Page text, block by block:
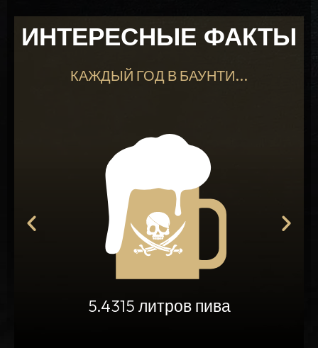
ИНТЕРЕСНЫЕ ФАКТЫ
КАЖДЫЙ ГОД В БАУНТИ...
5.4315 литров пива